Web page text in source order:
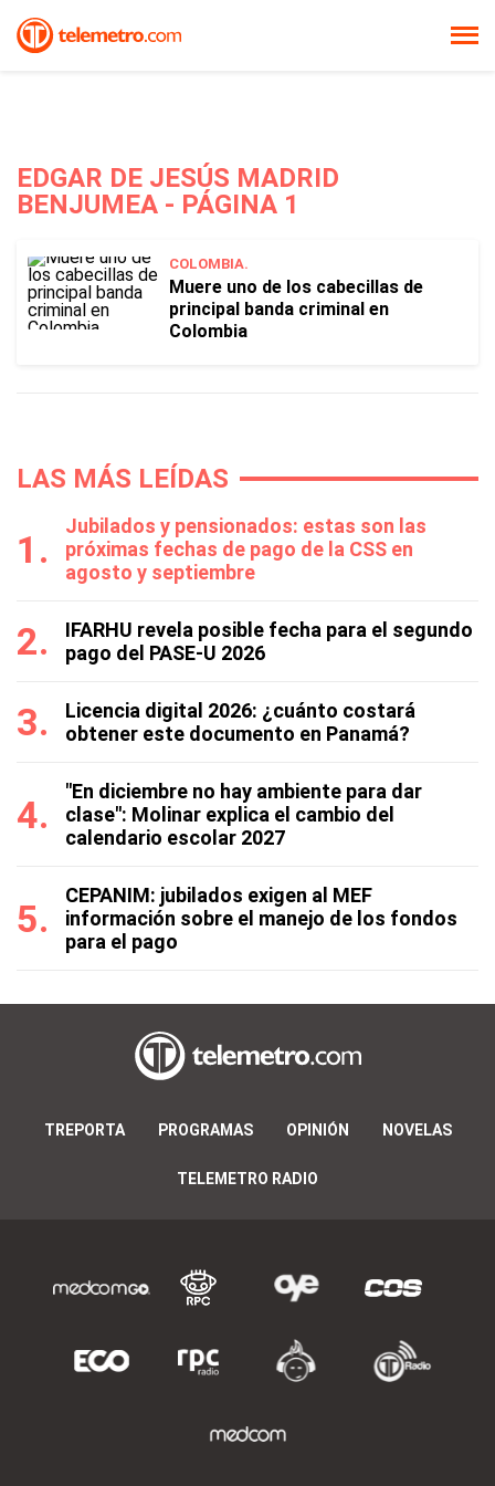
EDGAR DE JESÚS MADRID
BENJUMEA - PÁGINA 1
COLOMBIA.
Muere uno de los cabecillas de
principal banda criminal en
Colombia
LAS MÁS LEÍDAS
Jubilados y pensionados: estas son las
próximas fechas de pago de la CSS en
agosto y septiembre
IFARHU revela posible fecha para el segundo
pago del PASE-U 2026
Licencia digital 2026: ¿cuánto costará
obtener este documento en Panamá?
"En diciembre no hay ambiente para dar
clase": Molinar explica el cambio del
calendario escolar 2027
CEPANIM: jubilados exigen al MEF
información sobre el manejo de los fondos
para el pago
TREPORTA PROGRAMAS OPINIÓN NOVELAS
TELEMETRO RADIO